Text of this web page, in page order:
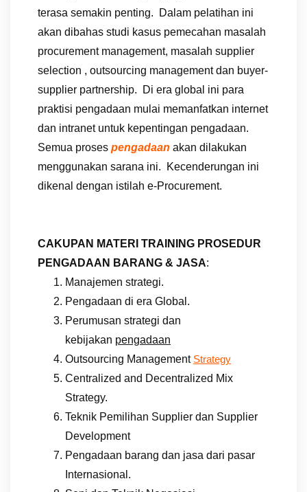
terasa semakin penting. Dalam pelatihan ini
akan dibahas studi kasus pemecahan masalah
procurement management, masalah supplier
selection , outsourcing management dan buyer-
supplier partnership. Di era global ini para
praktisi pengadaan mulai memanfatkan internet
dan intranet untuk kepentingan pengadaan.
Semua proses pengadaan akan dilakukan
menggunakan sarana ini. Kecenderungan ini
dikenal dengan istilah e-Procurement.
CAKUPAN MATERI TRAINING PROSEDUR
PENGADAAN BARANG & JASA:
Manajemen strategi.
Pengadaan di era Global.
Perumusan strategi dan
kebijakan pengadaan
Outsourcing Management Strategy
Centralized and Decentralized Mix
Strategy.
Teknik Pemilihan Supplier dan Supplier
Development
Pengadaan barang dan jasa dari pasar
Internasional.